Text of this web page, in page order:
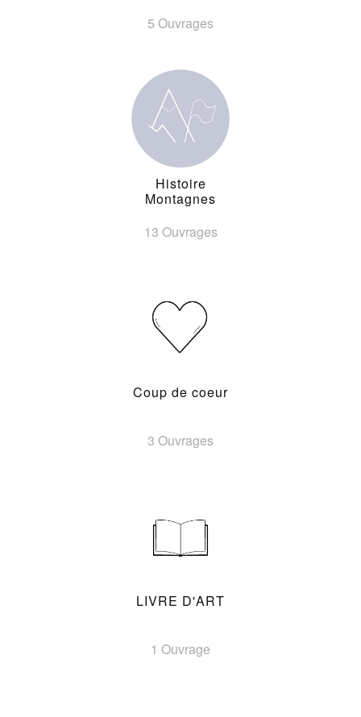
5 Ouvrages
Histoire
Montagnes
13 Ouvrages
Coup de coeur
3 Ouvrages
LIVRE D'ART
1 Ouvrage